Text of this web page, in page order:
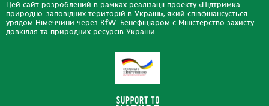
Цей сайт розроблений в рамках реалізації проекту «Підтримка
природно-заповідних територій в Україні», який співфінансується
урядом Німеччини через KfW. Бенефіціаром є Міністерство захисту
довкілля та природних ресурсів України.